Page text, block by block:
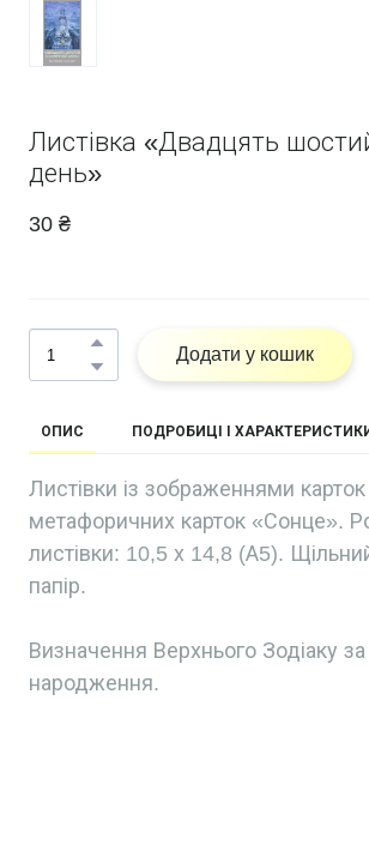
Листівка «Двадцять
день»
30 ₴
Додати у кошик
ОПИС ПОДРОБИЦІ І
Листівки із зображеннями
метафоричних карток «Сонце».
листівки: 10,5 х 14,8 (А5).
папір.
Визначення Верхнього Зодіаку
народження.